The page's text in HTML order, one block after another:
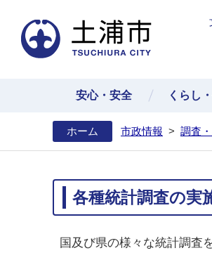
安心・安全 くらし
ホーム 市政情報 > 調査
各種統計調査の実
国及び県の様々な統計調査